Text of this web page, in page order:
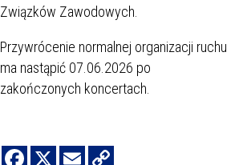
Związków Zawodowych.
Przywrócenie normalnej organizacji ruchu
ma nastąpić 07.06.2026 po
zakończonych koncertach.